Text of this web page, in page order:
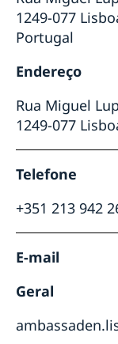
1249-077
Portugal
Endereço
Rua Miguel
1249-077
Telefone
+351 213 942
E-mail
Geral